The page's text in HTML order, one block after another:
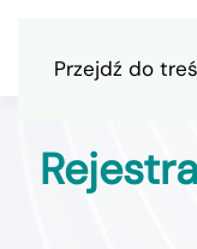
Przejdź do